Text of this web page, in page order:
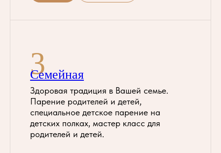
3
Семейная
Здоровая традиция в Вашей семье.
Парение родителей и детей,
специальное детское парение на
детских полках, мастер класс для
родителей и детей.